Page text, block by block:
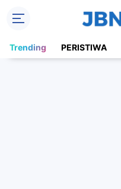
Trending PERISTIWA